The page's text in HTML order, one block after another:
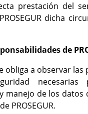
prestación del
dicha
de
a observar las
manejo de los datos
PROSEGUR.